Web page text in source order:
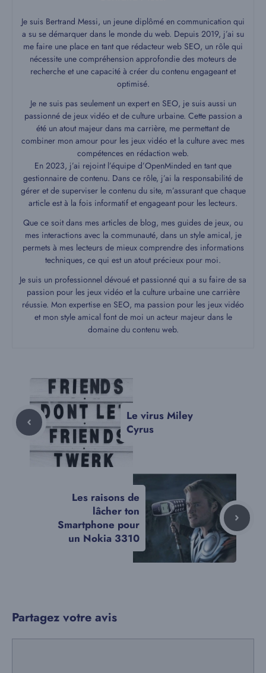
Je suis Bertrand Messi, un jeune diplômé en communication qui
a su se démarquer dans le monde du web. Depuis 2019, j’ai su
me faire une place en tant que rédacteur web SEO, un rôle qui
nécessite une compréhension approfondie des moteurs de
recherche et une capacité à créer du contenu engageant et
optimisé.
Je ne suis pas seulement un expert en SEO, je suis aussi un
passionné de jeux vidéo et de culture urbaine. Cette passion a
été un atout majeur dans ma carrière, me permettant de
combiner mon amour pour les jeux vidéo et la culture avec mes
compétences en rédaction web.
En 2023, j’ai rejoint l’équipe d’OpenMinded en tant que
gestionnaire de contenu. Dans ce rôle, j’ai la responsabilité de
gérer et de superviser le contenu du site, m’assurant que chaque
article est à la fois informatif et engageant pour les lecteurs.
Que ce soit dans mes articles de blog, mes guides de jeux, ou
mes interactions avec la communauté, dans un style amical, je
permets à mes lecteurs de mieux comprendre des informations
techniques, ce qui est un atout précieux pour moi.
Je suis un professionnel dévoué et passionné qui a su faire de sa
passion pour les jeux vidéo et la culture urbaine une carrière
réussie. Mon expertise en SEO, ma passion pour les jeux vidéo
et mon style amical font de moi un acteur majeur dans le
domaine du contenu web.
Le virus Miley
Cyrus
Les raisons de
lâcher ton
Smartphone pour
un Nokia 3310
Partagez votre avis